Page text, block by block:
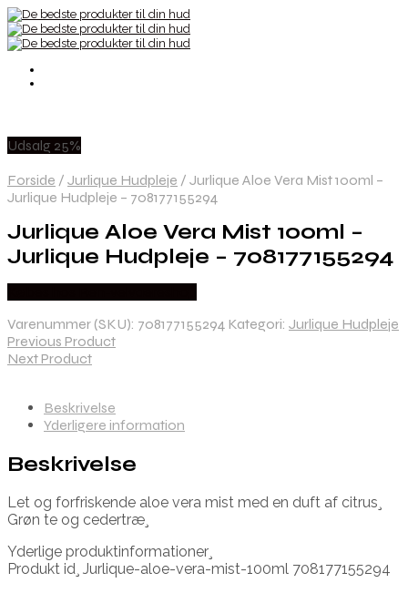
Udsalg 25%
Forside / Jurlique Hudpleje / Jurlique Aloe Vera Mist 100ml –
Jurlique Hudpleje – 708177155294
Jurlique Aloe Vera Mist 100ml –
Jurlique Hudpleje – 708177155294
Varenummer (SKU): 708177155294 Kategori: Jurlique Hudpleje
Previous Product
Next Product
Beskrivelse
Yderligere information
Beskrivelse
Let og forfriskende aloe vera mist med en duft af citrus¸
Grøn te og cedertræ¸
Yderlige produktinformationer¸
Produkt id¸ Jurlique-aloe-vera-mist-100ml 708177155294